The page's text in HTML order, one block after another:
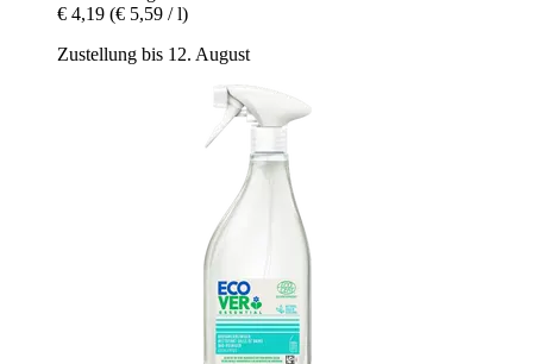
€ 4,19 (€ 5,59 / l)
Zustellung bis 12. August